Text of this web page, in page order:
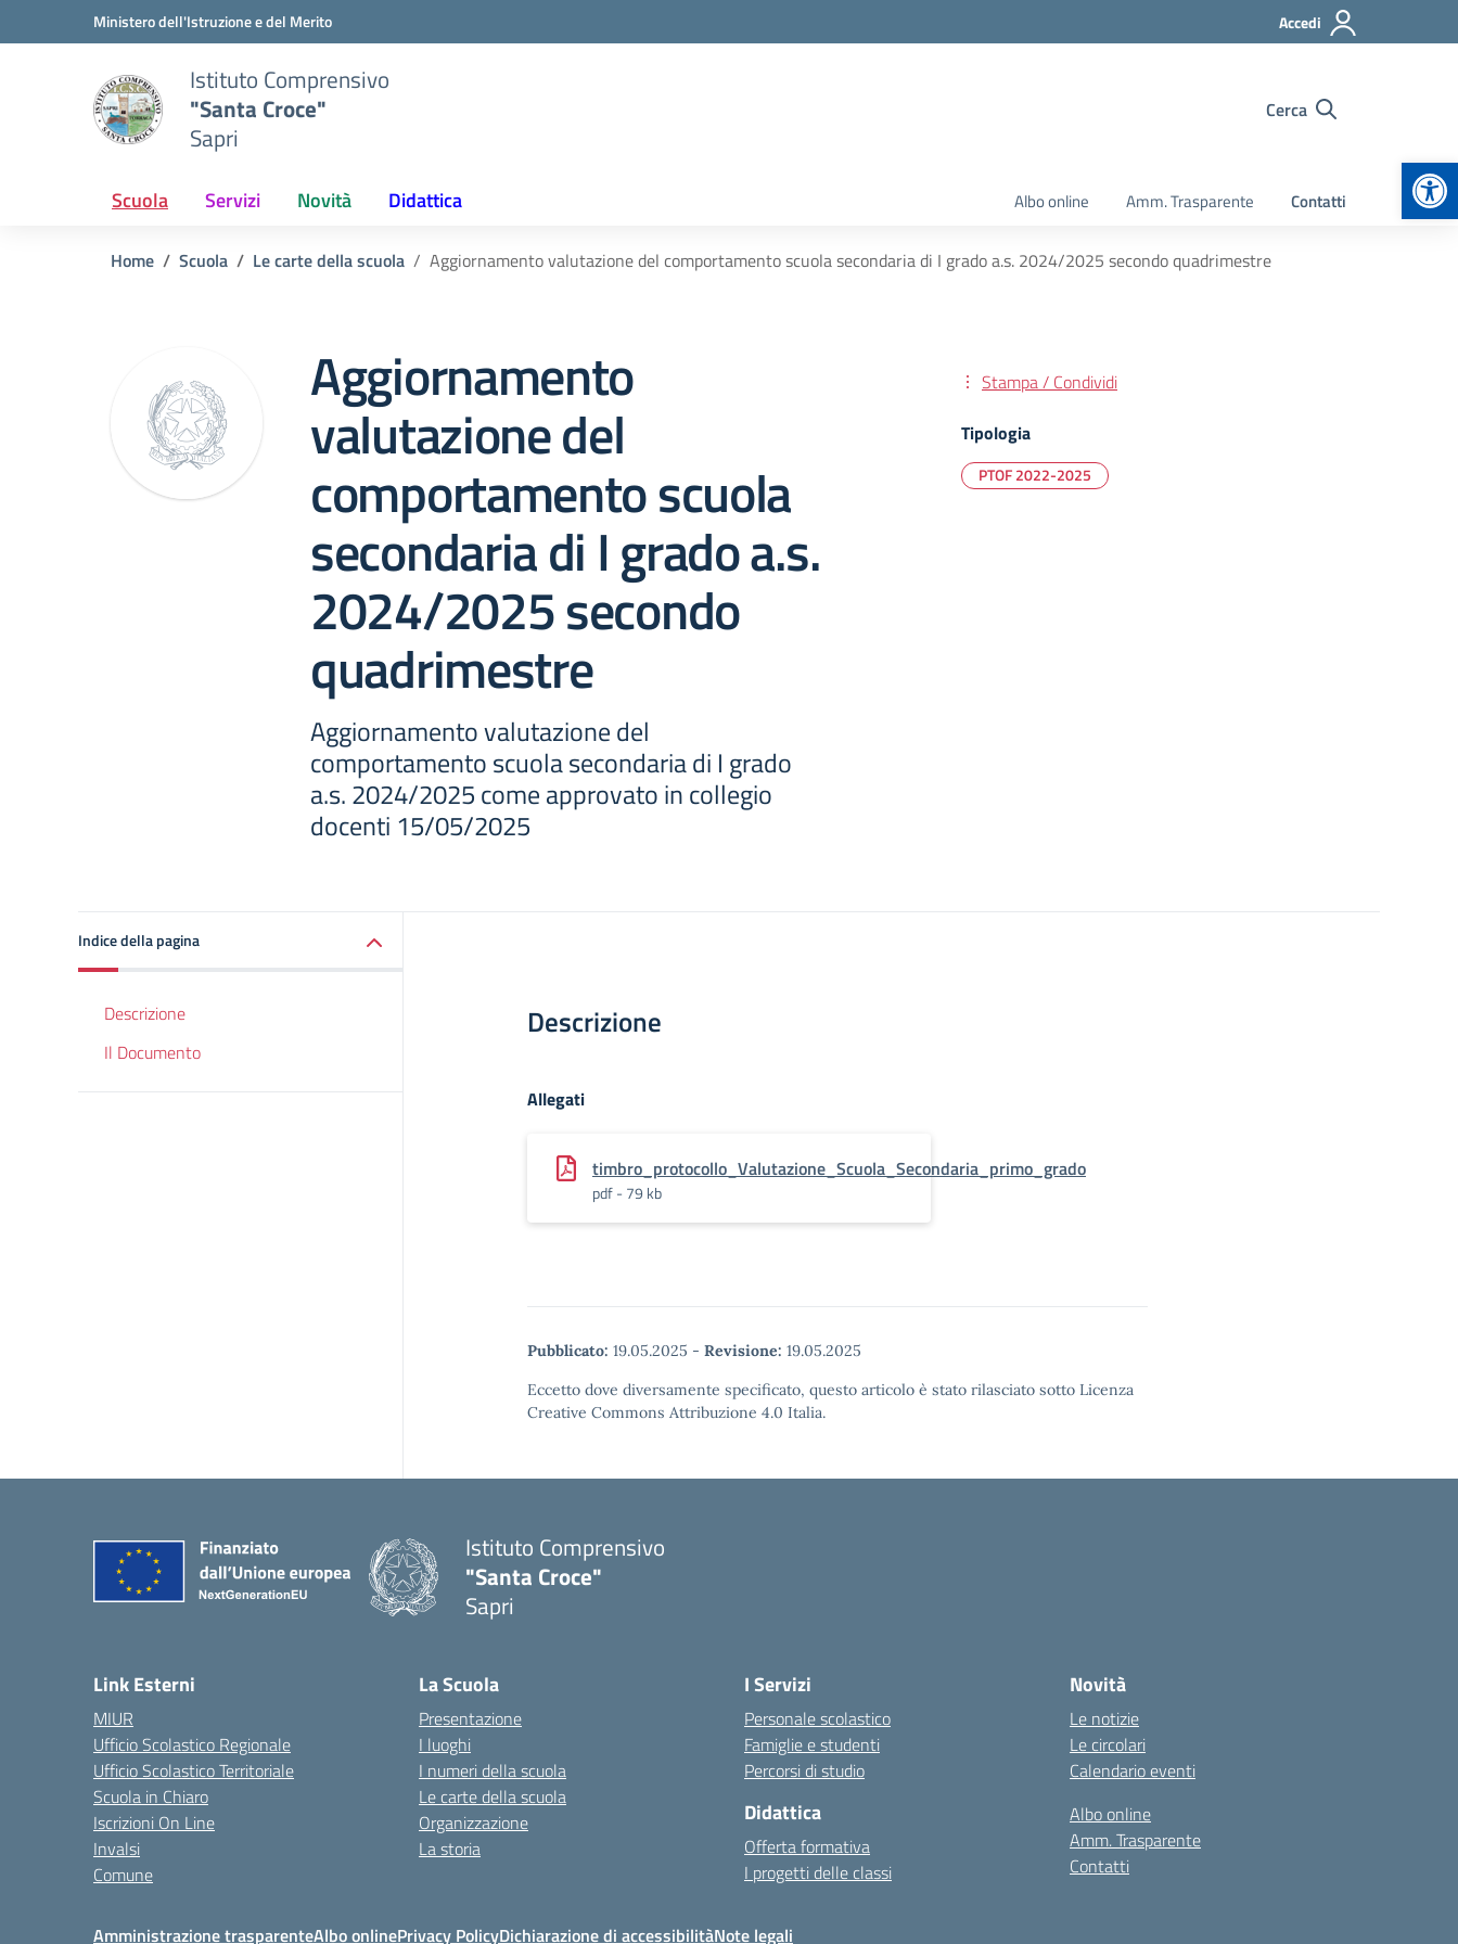
Vai ai contenuti
Vai al menu di navigazioneMinistero dell'Istruzione e del Merito Accedi
Istituto Comprensivo
"Santa Croce"
Sapri
Cerca
Scuola Servizi Novità Didattica Albo online Amm. Trasparente Contatti
Home Scuola Le carte della scuola Aggiornamento valutazione del comportamento scuola secondaria di I grado a.s. 2024/2025 secondo quadrimestre
Aggiornamento
valutazione del
comportamento scuola
secondaria di I grado a.s.
2024/2025 secondo
quadrimestre
Aggiornamento valutazione del
comportamento scuola secondaria di I grado
a.s. 2024/2025 come approvato in collegio
docenti 15/05/2025
Stampa / Condividi
Tipologia
PTOF 2022-2025
Indice della pagina
Descrizione
Il Documento
Descrizione
Allegati
timbro_protocollo_Valutazione_Scuola_Secondaria_primo_grado
pdf - 79 kb
Pubblicato: 19.05.2025 - Revisione: 19.05.2025
Eccetto dove diversamente specificato, questo articolo è stato rilasciato sotto Licenza
Creative Commons Attribuzione 4.0 Italia.
Istituto Comprensivo
"Santa Croce"
Sapri
Link Esterni
MIUR
Ufficio Scolastico Regionale
Ufficio Scolastico Territoriale
Scuola in Chiaro
Iscrizioni On Line
Invalsi
Comune
La Scuola
Presentazione
I luoghi
I numeri della scuola
Le carte della scuola
Organizzazione
La storia
I Servizi
Personale scolastico
Famiglie e studenti
Percorsi di studio
Didattica
Offerta formativa
I progetti delle classi
Novità
Le notizie
Le circolari
Calendario eventi
Albo online
Amm. Trasparente
Contatti
Amministrazione trasparenteAlbo onlinePrivacy PolicyDichiarazione di accessibilitàNote legali